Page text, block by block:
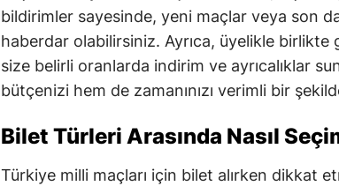
bildirimler sayesinde, yeni maçlar veya son
haberdar olabilirsiniz. Ayrıca, üyelikle birlikte
size belirli oranlarda indirim ve ayrıcalıklar
bütçenizi hem de zamanınızı verimli bir
Bilet Türleri Arasında Nasıl
Türkiye milli maçları için bilet alırken dikkat